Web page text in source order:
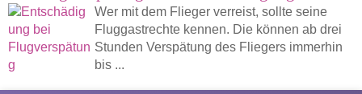
Wer mit dem Flieger verreist, sollte seine
Fluggastrechte kennen. Die können ab drei
Stunden Verspätung des Fliegers immerhin
bis ...